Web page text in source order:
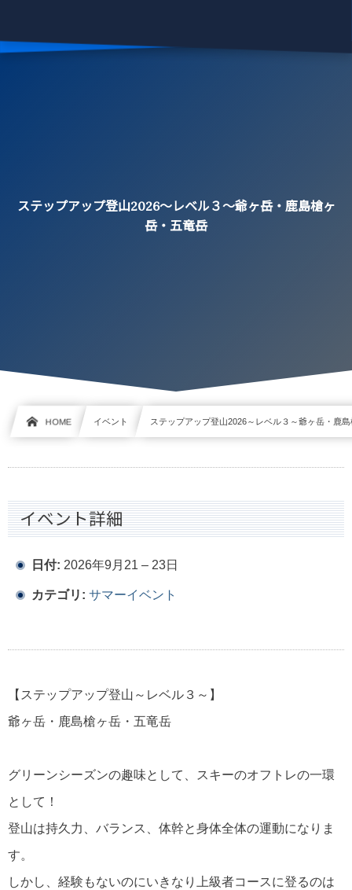
ステップアップ登山2026～レベル３～爺ヶ岳・鹿島槍ヶ
岳・五竜岳
HOME イベント ステップアップ登山2026～レベル３～爺ヶ岳・鹿
イベント詳細
日付: 2026年9月21 – 23日
カテゴリ: サマーイベント
【ステップアップ登山～レベル３～】
爺ヶ岳・鹿島槍ヶ岳・五竜岳
グリーンシーズンの趣味として、スキーのオフトレの一環
として！
登山は持久力、バランス、体幹と身体全体の運動になりま
す。
しかし、経験もないのにいきなり上級者コースに登るのは